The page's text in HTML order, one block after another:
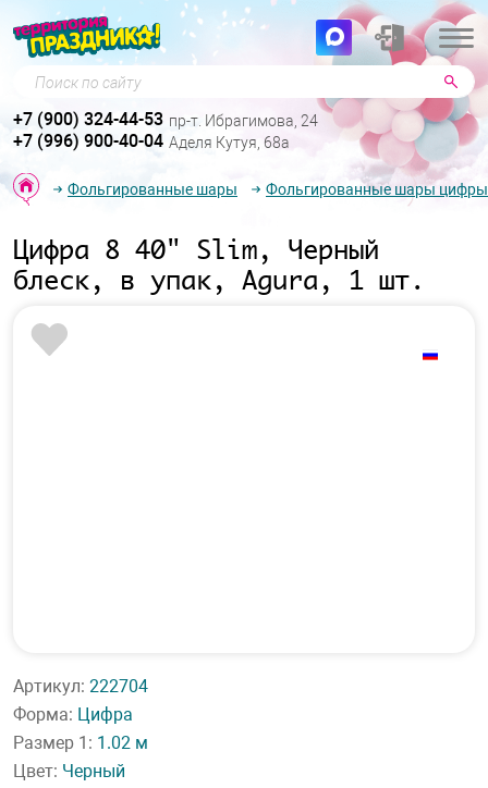
Поиск по сайту
+7 (900) 324-44-53 пр-т. Ибрагимова, 24
+7 (996) 900-40-04 Аделя Кутуя, 68а
Фольгированные шары Фольгированные шары цифры
Цифра 8 40" Slim, Черный
блеск, в упак, Agura, 1 шт.
Артикул: 222704
Форма: Цифра
Размер 1: 1.02 м
Цвет: Черный